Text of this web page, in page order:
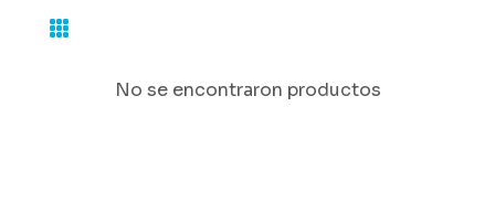
No se encontraron productos